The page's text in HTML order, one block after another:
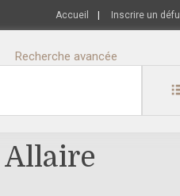
Accueil Inscrire un
Recherche avancée